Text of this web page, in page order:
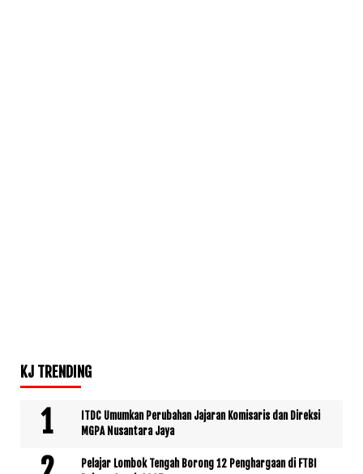
KJ TRENDING
ITDC Umumkan Perubahan Jajaran Komisaris dan Direksi
MGPA Nusantara Jaya
Pelajar Lombok Tengah Borong 12 Penghargaan di FTBI